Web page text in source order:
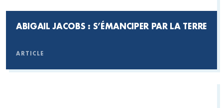
ABIGAIL JACOBS : S’ÉMANCIPER PAR LA TERRE
ARTICLE